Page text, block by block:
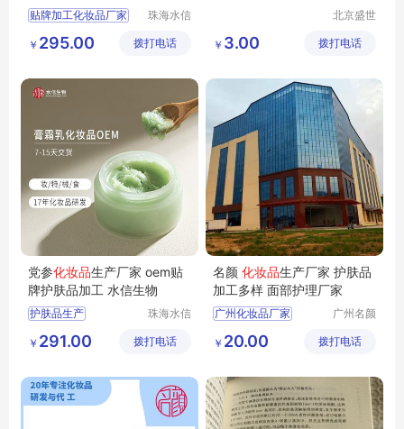
贴牌加工化妆品厂家
odm化妆品代加工
oem代工护肤品
珠海水信
有限公司
￥ 295.00 拨打电话
北京盛世
传播中心
￥ 3.00 拨打电话
党参化妆品生产厂家 oem贴
牌护肤品加工 水信生物
护肤品生产
贴牌代加工护肤品
党参化妆品生产厂家
珠海水信
有限公司
￥ 291.00 拨打电话
名颜 化妆品生产厂家 护肤品
加工多样 面部护理厂家
广州化妆品厂家
护肤品加工
广州名颜
限公司
￥ 20.00 拨打电话